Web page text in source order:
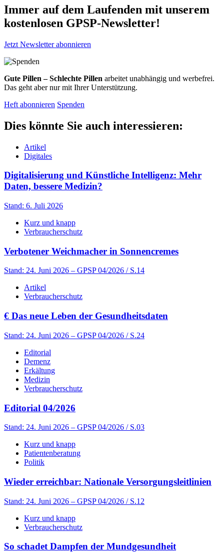
Immer auf dem Laufenden mit unserem
kostenlosen GPSP-Newsletter!
Jetzt Newsletter abonnieren
Gute Pillen – Schlechte Pillen arbeitet unabhängig und werbefrei.
Das geht aber nur mit Ihrer Unterstützung.
Heft abonnieren Spenden
Dies könnte Sie auch interessieren:
Artikel
Digitales
Digitalisierung und Künstliche Intelligenz: Mehr
Daten, bessere Medizin?
Stand: 6. Juli 2026
Kurz und knapp
Verbraucherschutz
Verbotener Weichmacher in Sonnencremes
Stand: 24. Juni 2026 – GPSP 04/2026 / S.14
Artikel
Verbraucherschutz
€ Das neue Leben der Gesundheitsdaten
Stand: 24. Juni 2026 – GPSP 04/2026 / S.24
Editorial
Demenz
Erkältung
Medizin
Verbraucherschutz
Editorial 04/2026
Stand: 24. Juni 2026 – GPSP 04/2026 / S.03
Kurz und knapp
Patientenberatung
Politik
Wieder erreichbar: Nationale Versorgungsleitlinien
Stand: 24. Juni 2026 – GPSP 04/2026 / S.12
Kurz und knapp
Verbraucherschutz
So schadet Dampfen der Mundgesundheit